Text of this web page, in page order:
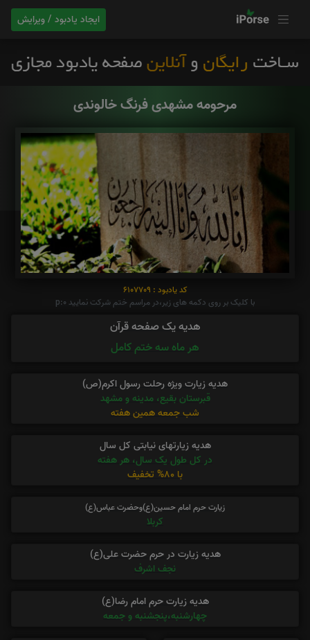
ایجاد یادبود / ویرایش
مرحومه مشهدی فرنگ خالوندی
کد یادبود : 6107709
با کلیک بر روی دکمه های زیر،در مراسم ختم شرکت نمایید p:0
هدیه یک صفحه قرآن
هر ماه سه ختم کامل
هدیه زیارت ویژه رحلت رسول اکرم(ص)
قبرستان بقیع، مدینه و مشهد
شب جمعه همین هفته
هدیه زیارتهای نیابتی کل سال
در کل طول یک سال، هر هفته
با 80% تخفیف
زیارت حرم امام حسین(ع)وحضرت عباس(ع)
کربلا
هدیه زیارت در حرم حضرت علی(ع)
نجف اشرف
هدیه زیارت حرم امام رضا(ع)
چهارشنبه،پنجشنبه و جمعه